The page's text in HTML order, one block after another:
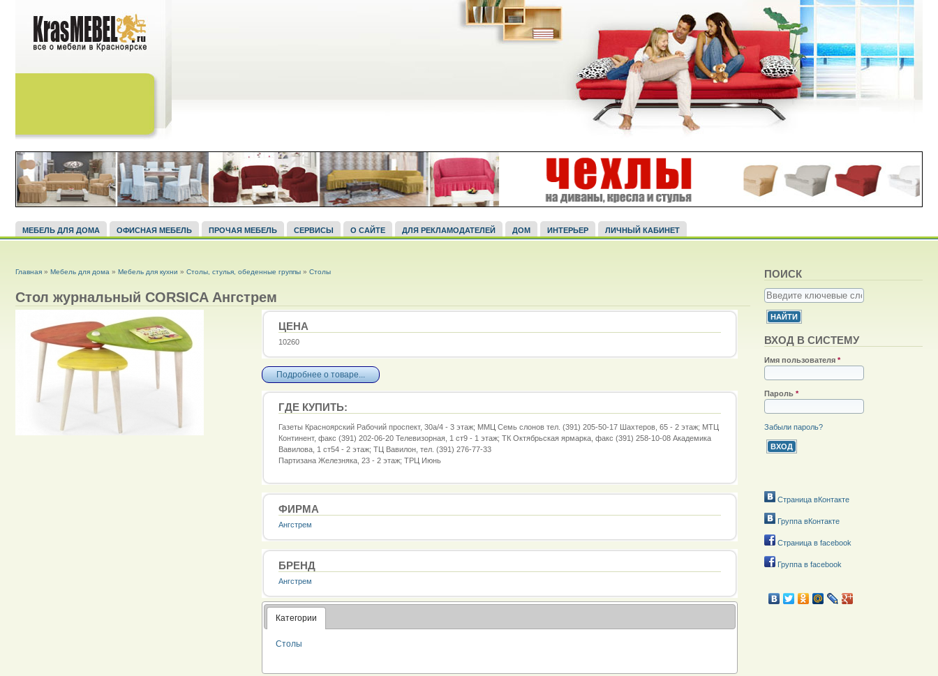
МЕБЕЛЬ ДЛЯ ДОМА ОФИСНАЯ МЕБЕЛЬ ПРОЧАЯ МЕБЕЛЬ СЕРВИСЫ О САЙТЕ ДЛЯ РЕКЛАМОДАТЕЛЕЙ ДОМ ИНТЕРЬЕР ЛИЧНЫЙ КАБИНЕТ
ВЫ ЗДЕСЬ
Главная » Мебель для дома » Мебель для кухни » Столы, стулья, обеденные группы » Столы
Стол журнальный CORSICA Ангстрем
ЦЕНА
10260
Подробнее о товаре...
ГДЕ КУПИТЬ:
Газеты Красноярский Рабочий проспект, 30а/4 - 3 этаж; ММЦ Семь слонов тел. (391) 205-50-17 Шахтеров, 65 - 2 этаж; МТЦ
Континент, факс (391) 202-06-20 Телевизорная, 1 ст9 - 1 этаж; ТК Октябрьская ярмарка, факс (391) 258-10-08 Академика
Вавилова, 1 ст54 - 2 этаж; ТЦ Вавилон, тел. (391) 276-77-33
Партизана Железняка, 23 - 2 этаж; ТРЦ Июнь
ФИРМА
Ангстрем
БРЕНД
Ангстрем
Категории
Столы
ПОИСК
Введите ключевые слова для поиска
ВХОД В СИСТЕМУ
Имя пользователя *
Пароль *
Забыли пароль?
Страница вКонтакте
Группа вКонтакте
Страница в facebook
Группа в facebook